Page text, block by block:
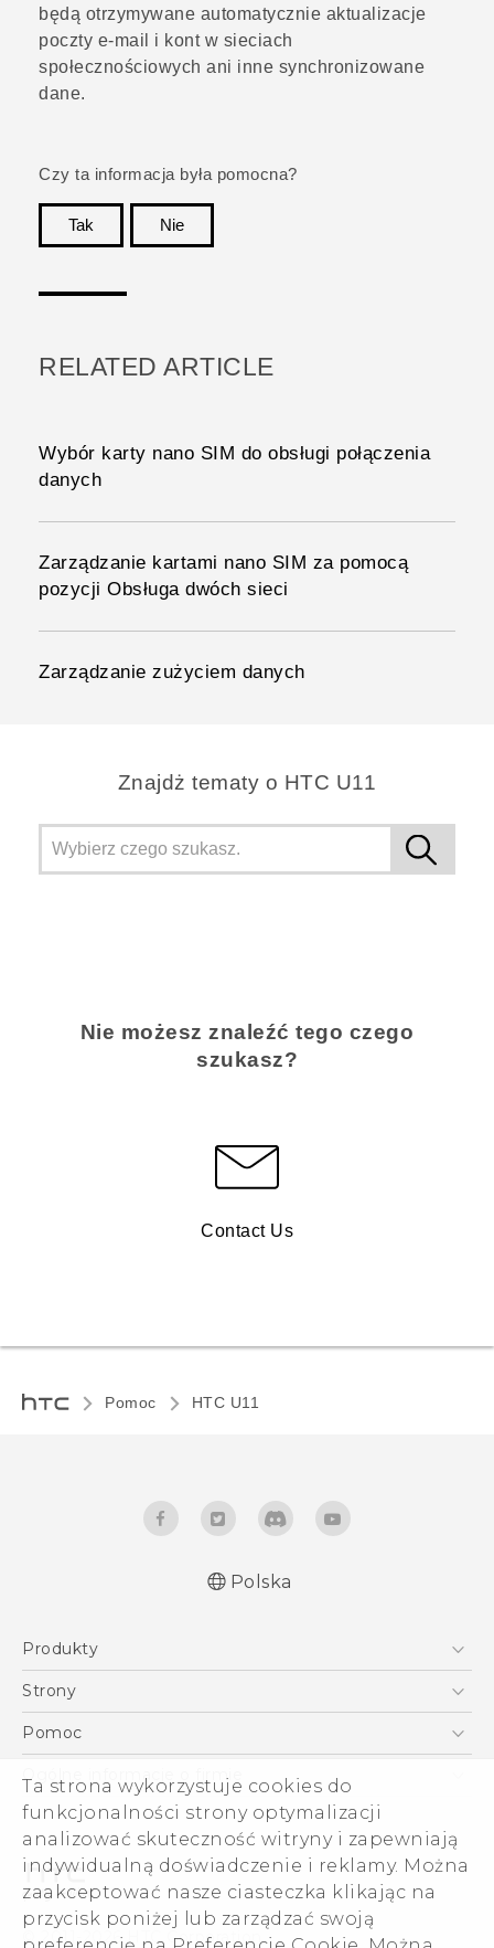
Ta strona wykorzystuje cookies do
funkcjonalności strony optymalizacji
analizować skuteczność witryny i zapewniają
indywidualną doświadczenie i reklamy. Można
zaakceptować nasze ciasteczka klikając na
przycisk poniżej lub zarządzać swoją
będą otrzymywane automatycznie aktualizacje
poczty e-mail i kont w sieciach
społecznościowych ani inne synchronizowane
dane.
Czy ta informacja była pomocna?
Tak
Nie
RELATED ARTICLE
Wybór karty nano SIM do obsługi połączenia
danych
Zarządzanie kartami nano SIM za pomocą
pozycji Obsługa dwóch sieci
Zarządzanie zużyciem danych
Znajdż tematy o HTC U11
Nie możesz znaleźć tego czego
szukasz?
Contact Us
Pomoc HTC U11‎
Polish - Wytyczne dotyczące bezpieczeństwa i
wytyczne wymagane przez prawo (Dual Nano-
wytyczne wymagane przez prawo (Nano-Sim)
English - User manual
Polska
Produkty
Smartfony
VIVE
Akcesoria
Strony
HTC Vive
Pomoc
Pomoc E-commerce
Ogólne informacje o firmie
ESG
Informacje o firmie
Dla inwestorów (angielski)
Cookie Preferences
© 2011-2026 HTC Corporation